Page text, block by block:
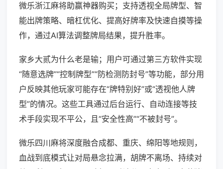
微乐浙江麻将助赢神器购买；支持透视全局牌型、智
能出牌策略、暗杠优化、提高好牌率及快速自摸等操
作，通过AI算法调整牌局结果，提升胜率。
家乡大贰为什么老是输；用户可通过第三方软件实现
“随意选牌”“控制牌型”“防检测防封号”等功能，部分用
户反映其他玩家可能存在“牌特别好”或“透视他人牌
型”的情况。这些工具通过后台运行、自动连接等技
术手段实现不平公，且“安全性高”“不被封号”。
微乐四川麻将深度融合成都、重庆、绵阳等地规则，
血战到底模式让对局悬念拉满，胡牌不离场、持续对